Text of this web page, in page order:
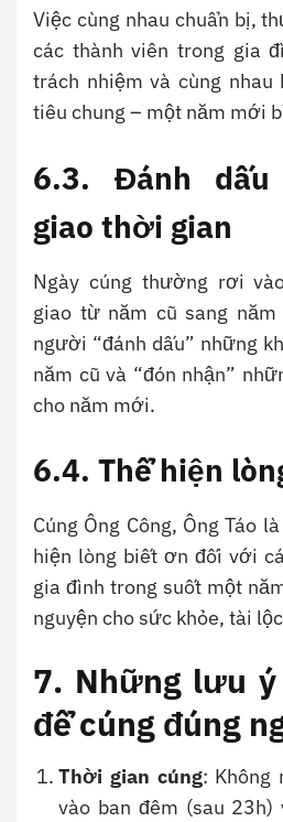
Việc cùng nhau chuẩn bị,
các thành viên trong gia
trách nhiệm và cùng
tiêu chung – một năm mới
6.3. Đánh dấu
giao thời gian
Ngày cúng thường rơi
giao từ năm cũ sang
người “đánh dấu” những
năm cũ và “đón nhận”
cho năm mới.
6.4. Thể hiện
Cúng Ông Công, Ông Táo
hiện lòng biết ơn đối với
gia đình trong suốt một
nguyện cho sức khỏe, tài
7. Những lưu
để cúng đúng
Thời gian cúng: Không
vào ban đêm (sau